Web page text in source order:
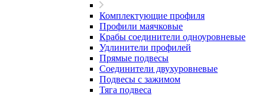
Комплектующие профиля
Профили маячковые
Крабы соединители одноуровневые
Удлинители профилей
Прямые подвесы
Соединители двухуровневые
Подвесы с зажимом
Тяга подвеса